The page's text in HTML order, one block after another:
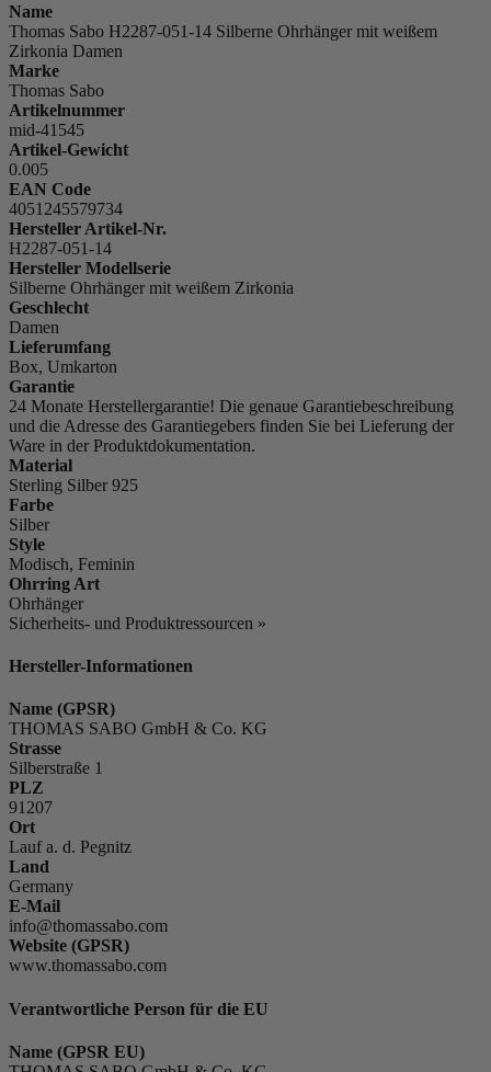
Name
Thomas Sabo H2287-051-14 Silberne Ohrhänger mit weißem
Zirkonia Damen
Marke
Thomas Sabo
Artikelnummer
mid-41545
Artikel-Gewicht
0.005
EAN Code
4051245579734
Hersteller Artikel-Nr.
H2287-051-14
Hersteller Modellserie
Silberne Ohrhänger mit weißem Zirkonia
Geschlecht
Damen
Lieferumfang
Box, Umkarton
Garantie
24 Monate Herstellergarantie! Die genaue Garantiebeschreibung
und die Adresse des Garantiegebers finden Sie bei Lieferung der
Ware in der Produktdokumentation.
Material
Sterling Silber 925
Farbe
Silber
Style
Modisch, Feminin
Ohrring Art
Ohrhänger
Sicherheits- und Produktressourcen »
Hersteller-Informationen
Name (GPSR)
THOMAS SABO GmbH & Co. KG
Strasse
Silberstraße 1
PLZ
91207
Ort
Lauf a. d. Pegnitz
Land
Germany
E-Mail
info@thomassabo.com
Website (GPSR)
www.thomassabo.com
Verantwortliche Person für die EU
Name (GPSR EU)